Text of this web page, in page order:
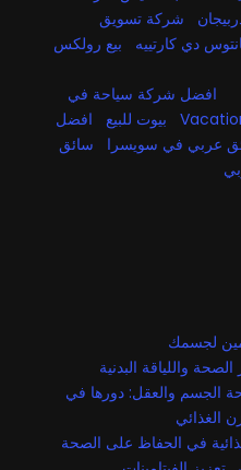
شركة تسويق
دي كارتييه
بيع رولكس
افضل شركة سياحة في
بيوت للبيع
افضل
عربي في سويسرا
سائق
لجسمك
واللياقة البدنية
الجسم والعقل: دورها في
الغذائي
في الحفاظ على الصحة